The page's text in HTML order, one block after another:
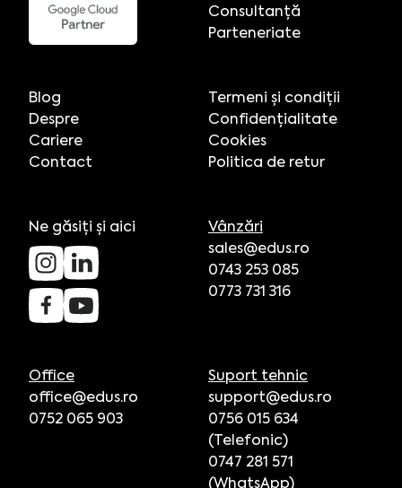
Consultanță
Parteneriate
Blog
Despre
Cariere
Contact
Termeni și condiții
Confidențialitate
Cookies
Politica de retur
Ne găsiți și aici
Vânzări
sales@edus.ro
0743 253 085
0773 731 316
Office
office@edus.ro
0752 065 903
Suport tehnic
support@edus.ro
0756 015 634
(Telefonic)
0747 281 571
(WhatsApp)